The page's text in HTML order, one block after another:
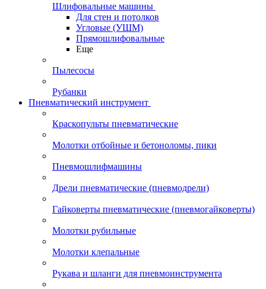
Шлифовальные машины
Для стен и потолков
Угловые (УШМ)
Прямошлифовальные
Еще
Пылесосы
Рубанки
Пневматический инструмент
Краскопульты пневматические
Молотки отбойные и бетоноломы, пики
Пневмошлифмашины
Дрели пневматические (пневмодрели)
Гайковерты пневматические (пневмогайковерты)
Молотки рубильные
Молотки клепальные
Рукава и шланги для пневмоинструмента